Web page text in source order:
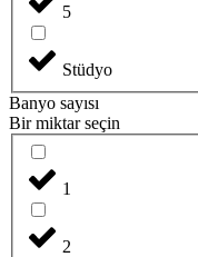
5
Stüdyo
Banyo sayısı
Bir miktar seçin
1
2